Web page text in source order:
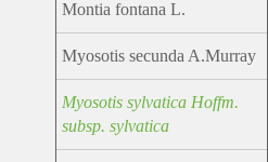
Montia fontana L.
Myosotis secunda A.Murray
Myosotis sylvatica Hoffm.
subsp. sylvatica